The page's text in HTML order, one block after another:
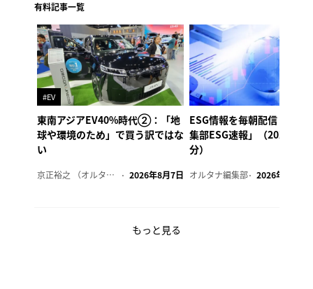
有料記事一覧
#EV
東南アジアEV40%時代②：「地
球や環境のため」で買う訳ではな
い
京正裕之 （オルタナ副編集長） 2026年8月7日
ESG情報を毎朝配信「オル
集部ESG速報」（2026年8
分）
オルタナ編集部 2026年8月7日
もっと見る